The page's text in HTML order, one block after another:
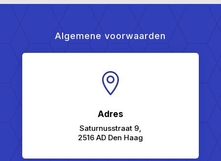
Algemene voorwaarden

Adres
Saturnusstraat 9,
2516 AD Den Haag